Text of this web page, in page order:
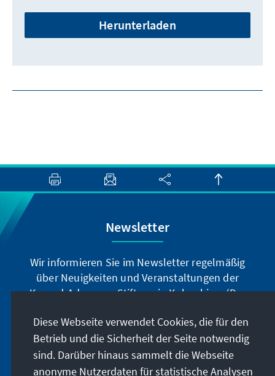
Herunterladen
Newsletter
Wir informieren Sie im Newsletter regelmäßig
über Neuigkeiten und Veranstaltungen der
Konrad-Adenauer-Stiftung in Kolumbien. (Der
Jetzt abonnieren
Diese Webseite verwendet Cookies, die für den
Betrieb und die Sicherheit der Seite notwendig
sind. Darüber hinaus sammelt die Webseite
anonyme Nutzerdaten für statistische Analysen